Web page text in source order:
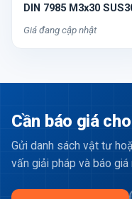
DIN 7985 M3x30
Giá đang cập nhật
Cần báo giá
Gửi danh sách vật tư
vấn giải pháp và báo giá